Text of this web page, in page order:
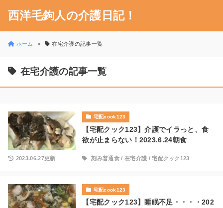
西洋毛鉤人の介護日記！
ホーム 在宅介護の記事一覧
在宅介護の記事一覧
宅配cook123
【宅配クック123】介護でイラっと、食
欲が止まらない！2023.6.24朝食
2023.06.27更新 刻み普通食/ 在宅介護 /宅配クック123
宅配cook123
【宅配クック123】睡眠不足・・・・202